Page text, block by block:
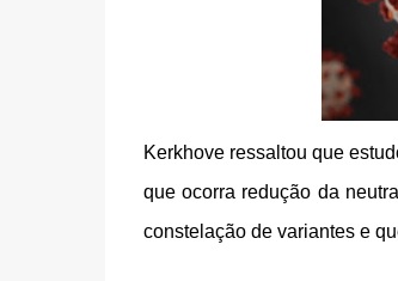
Kerkhove ressaltou que
que ocorra redução da
constelação de variantes e